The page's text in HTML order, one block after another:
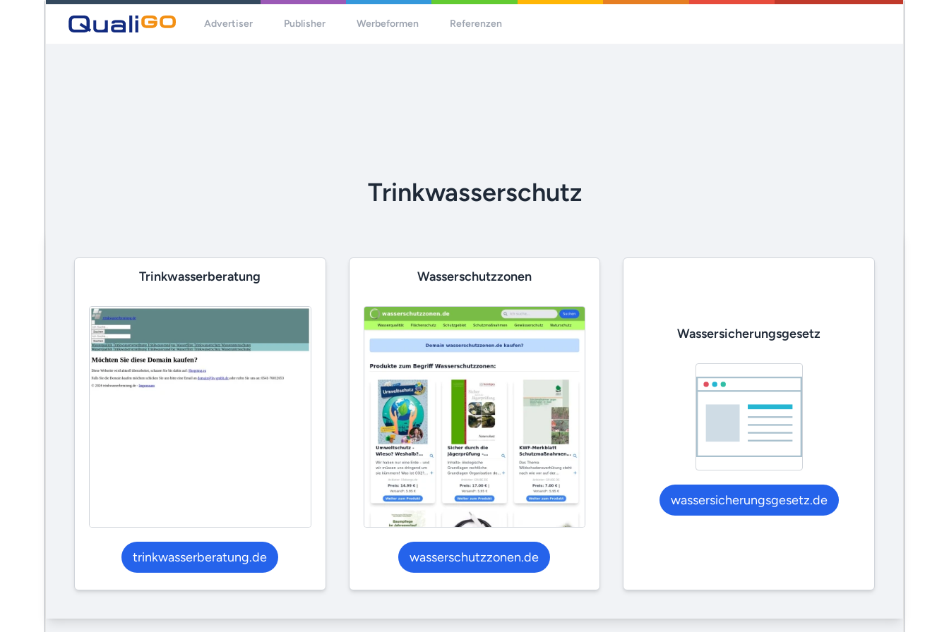
Advertiser Publisher Werbeformen Referenzen
Trinkwasserschutz
Trinkwasserberatung
trinkwasserberatung.de
Wasserschutzzonen
wasserschutzzonen.de
Wassersicherungsgesetz
wassersicherungsgesetz.de